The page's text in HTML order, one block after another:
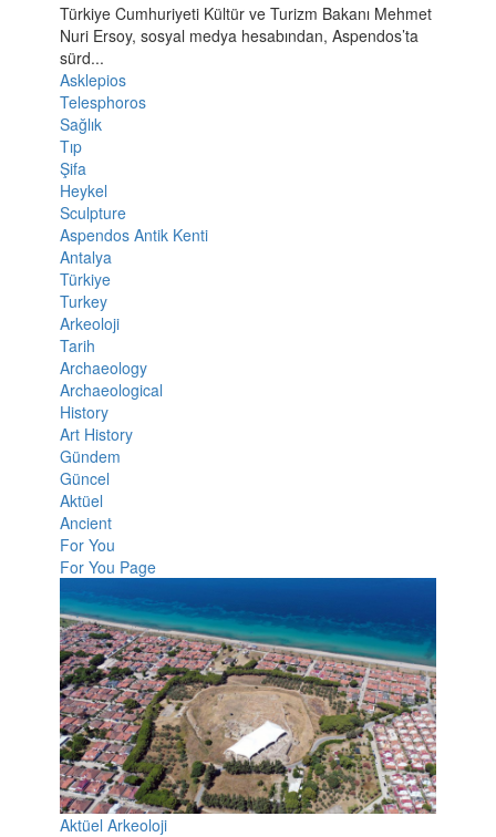
Türkiye Cumhuriyeti Kültür ve Turizm Bakanı Mehmet
Nuri Ersoy, sosyal medya hesabından, Aspendos’ta
sürd...
Asklepios
Telesphoros
Sağlık
Tıp
Şifa
Heykel
Sculpture
Aspendos Antik Kenti
Antalya
Türkiye
Turkey
Arkeoloji
Tarih
Archaeology
Archaeological
History
Art History
Gündem
Güncel
Aktüel
Ancient
For You
For You Page
Aktüel Arkeoloji